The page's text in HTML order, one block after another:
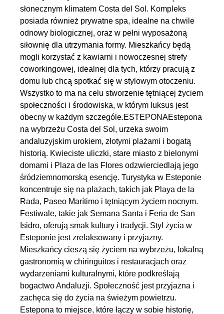
słonecznym klimatem Costa del Sol. Kompleks
posiada również prywatne spa, idealne na chwile
odnowy biologicznej, oraz w pełni wyposażoną
siłownię dla utrzymania formy. Mieszkańcy będą
mogli korzystać z kawiarni i nowoczesnej strefy
coworkingowej, idealnej dla tych, którzy pracują z
domu lub chcą spotkać się w stylowym otoczeniu.
Wszystko to ma na celu stworzenie tętniącej życiem
społeczności i środowiska, w którym luksus jest
obecny w każdym szczególe.ESTEPONAEstepona
na wybrzeżu Costa del Sol, urzeka swoim
andaluzyjskim urokiem, złotymi plażami i bogatą
historią. Kwieciste uliczki, stare miasto z bielonymi
domami i Plaza de las Flores odzwierciedlają jego
śródziemnomorską esencję. Turystyka w Esteponie
koncentruje się na plażach, takich jak Playa de la
Rada, Paseo Marítimo i tętniącym życiem nocnym.
Festiwale, takie jak Semana Santa i Feria de San
Isidro, oferują smak kultury i tradycji. Styl życia w
Esteponie jest zrelaksowany i przyjazny.
Mieszkańcy cieszą się życiem na wybrzeżu, lokalną
gastronomią w chiringuitos i restauracjach oraz
wydarzeniami kulturalnymi, które podkreślają
bogactwo Andaluzji. Społeczność jest przyjazna i
zachęca się do życia na świeżym powietrzu.
Estepona to miejsce, które łączy w sobie historię,